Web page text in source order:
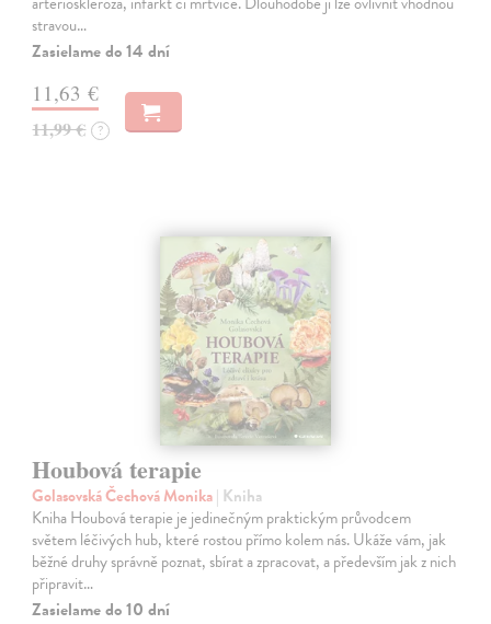
stravou…
Zasielame do 14 dní
11,63 €
11,99 € ?
Houbová terapie
Golasovská Čechová Monika| Kniha
Kniha Houbová terapie je jedinečným praktickým průvodcem
světem léčivých hub, které rostou přímo kolem nás. Ukáže vám, jak
běžné druhy správně poznat, sbírat a zpracovat, a především jak z nich
připravit…
Zasielame do 10 dní